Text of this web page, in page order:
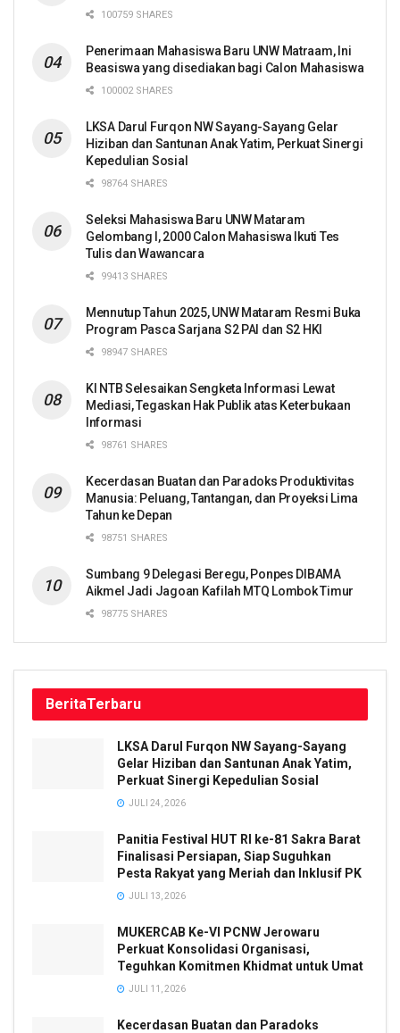
100759 SHARES
Penerimaan Mahasiswa Baru UNW Matraam, Ini
Beasiswa yang disediakan bagi Calon Mahasiswa
100002 SHARES
LKSA Darul Furqon NW Sayang-Sayang Gelar
Hiziban dan Santunan Anak Yatim, Perkuat Sinergi
Kepedulian Sosial
98764 SHARES
Seleksi Mahasiswa Baru UNW Mataram
Gelombang I, 2000 Calon Mahasiswa Ikuti Tes
Tulis dan Wawancara
99413 SHARES
Mennutup Tahun 2025, UNW Mataram Resmi Buka
Program Pasca Sarjana S2 PAI dan S2 HKI
98947 SHARES
KI NTB Selesaikan Sengketa Informasi Lewat
Mediasi, Tegaskan Hak Publik atas Keterbukaan
Informasi
98761 SHARES
Kecerdasan Buatan dan Paradoks Produktivitas
Manusia: Peluang, Tantangan, dan Proyeksi Lima
Tahun ke Depan
98751 SHARES
Sumbang 9 Delegasi Beregu, Ponpes DIBAMA
Aikmel Jadi Jagoan Kafilah MTQ Lombok Timur
98775 SHARES
BeritaTerbaru
LKSA Darul Furqon NW Sayang-Sayang
Gelar Hiziban dan Santunan Anak Yatim,
Perkuat Sinergi Kepedulian Sosial
JULI 24, 2026
Panitia Festival HUT RI ke-81 Sakra Barat
Finalisasi Persiapan, Siap Suguhkan
Pesta Rakyat yang Meriah dan Inklusif PK
JULI 13, 2026
MUKERCAB Ke-VI PCNW Jerowaru
Perkuat Konsolidasi Organisasi,
Teguhkan Komitmen Khidmat untuk Umat
JULI 11, 2026
Kecerdasan Buatan dan Paradoks